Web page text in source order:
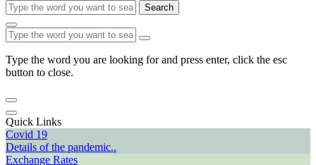
Search
Type the word you are looking for and press enter, click the esc
button to close.
Quick Links
Covid 19
Details of the pandemic..
Exchange Rates